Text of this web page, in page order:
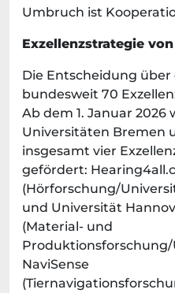
Umbruch ist
Exzellenzstrategie
Die Entscheidung
bundesweit 70
Ab dem 1. Januar 2026
Universitäten Bremen
insgesamt vier
gefördert:
(Hörforschung/
und Universität
(Material- und
NaviSense